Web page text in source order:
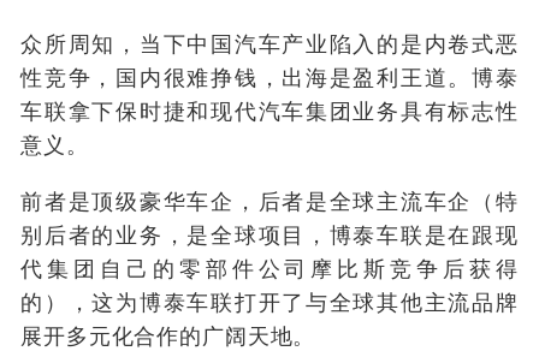
众所周知，当下中国汽车产业陷入的是内卷式恶
性竞争，国内很难挣钱，出海是盈利王道。博泰
车联拿下保时捷和现代汽车集团业务具有标志性
意义。
前者是顶级豪华车企，后者是全球主流车企（特
别后者的业务，是全球项目，博泰车联是在跟现
代集团自己的零部件公司摩比斯竞争后获得
的），这为博泰车联打开了与全球其他主流品牌
展开多元化合作的广阔天地。